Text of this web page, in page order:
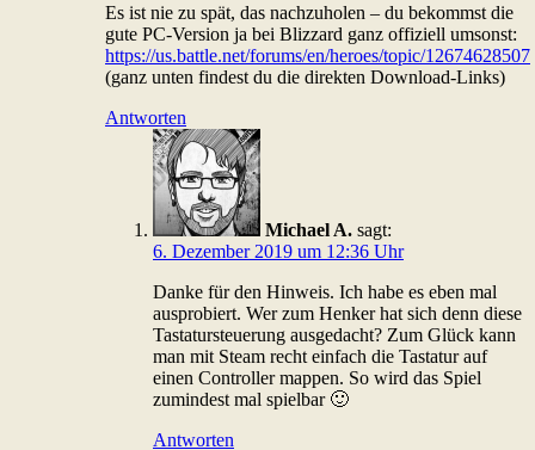
Es ist nie zu spät, das nachzuholen – du bekommst die
gute PC-Version ja bei Blizzard ganz offiziell umsonst:
https://us.battle.net/forums/en/heroes/topic/12674628507
(ganz unten findest du die direkten Download-Links)
Antworten
Michael A. sagt:
6. Dezember 2019 um 12:36 Uhr
Danke für den Hinweis. Ich habe es eben mal
ausprobiert. Wer zum Henker hat sich denn diese
Tastatursteuerung ausgedacht? Zum Glück kann
man mit Steam recht einfach die Tastatur auf
einen Controller mappen. So wird das Spiel
zumindest mal spielbar 🙂
Antworten